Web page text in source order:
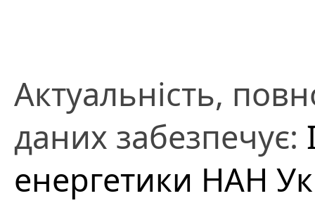
Актуальність,
даних забезпечує:
енергетики НАН